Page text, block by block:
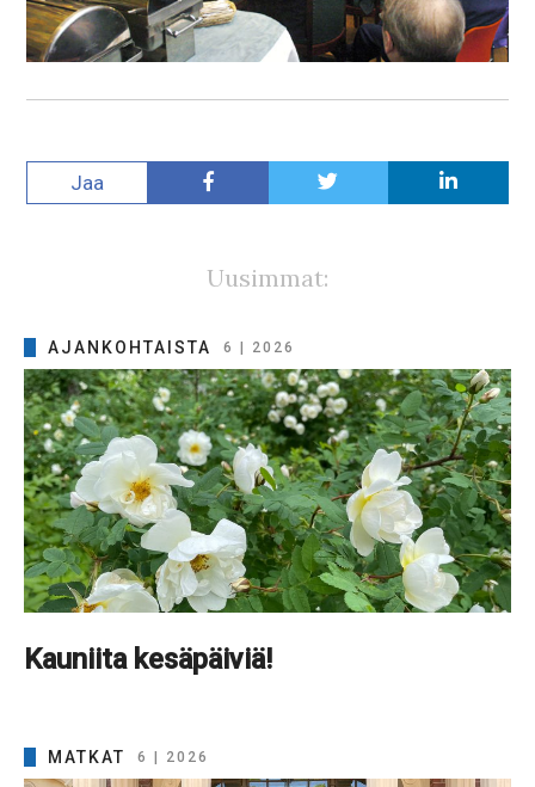
Jaa
Uusimmat:
AJANKOHTAISTA 6 | 2026
Kauniita kesäpäiviä!
MATKAT 6 | 2026